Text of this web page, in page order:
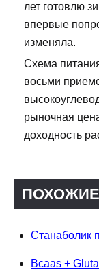
лет готовлю
впервые
изменяла.
Схема
восьми
рыночная
доходность
Станаболик
Bcaas +